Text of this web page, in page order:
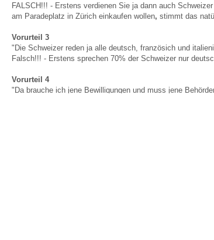
FALSCH!!! - Erstens verdienen Sie ja dann auch
am Paradeplatz in Zürich einkaufen wollen,stimmt das
Vorurteil 3
"Die Schweizer reden ja alle deutsch, französich und
Falsch!!! - Erstens sprechen 70% der Schweizer nur
Vorurteil 4
"Da brauche ich jene Bewilligungen und muss jene